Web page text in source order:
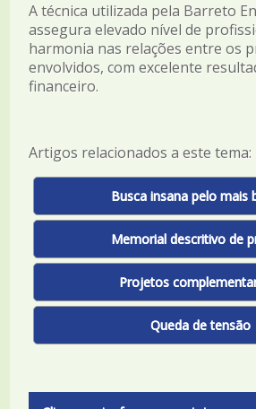
A técnica utilizada pela Barreto
assegura elevado nível de
harmonia nas relações entre os
envolvidos, com excelente
financeiro.
Artigos relacionados a este tema:
Busca insana pelo mais
Memorial descritivo de
Projetos
Queda de tensão